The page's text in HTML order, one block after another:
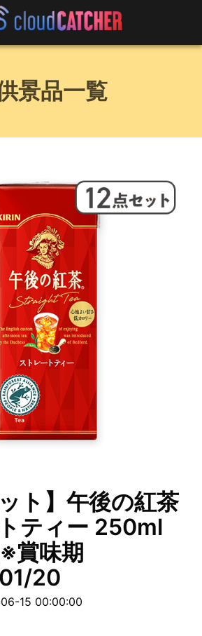
景品一覧
ット】午後の紅茶
ティー 250ml
賞味期
20
15 00:00:00